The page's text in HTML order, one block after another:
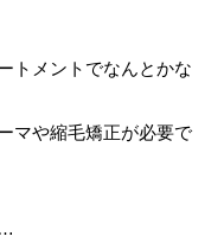
トメントでなんとかな
マや縮毛矯正が必要で